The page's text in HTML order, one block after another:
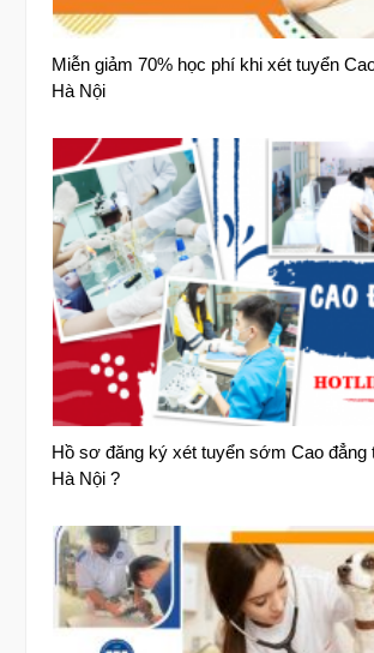
Miễn giảm 70% học phí khi xét tuyển
Hà Nội
Hồ sơ đăng ký xét tuyển sớm Cao đẳng
Hà Nội ?